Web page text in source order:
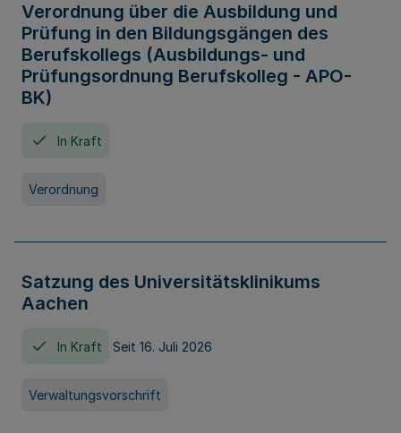
Verordnung über die Ausbildung und
Prüfung in den Bildungsgängen des
Berufskollegs (Ausbildungs- und
Prüfungsordnung Berufskolleg - APO-
BK)
In Kraft
Verordnung
Satzung des Universitätsklinikums
Aachen
In Kraft Seit 16. Juli 2026
Verwaltungsvorschrift